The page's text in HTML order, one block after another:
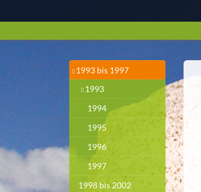
1993 bis 1997
1993
1994
1995
1996
1997
1998 bis 2002